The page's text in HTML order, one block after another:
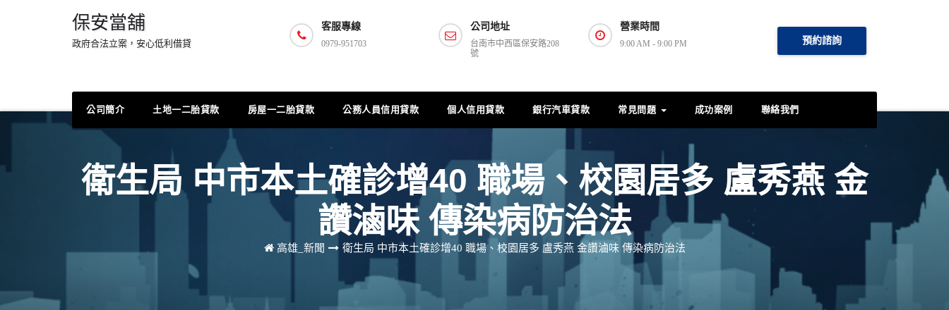
保安當舖
政府合法立案，安心低利借貸
客服專線
0979-951703
公司地址
台南市中西區保安路208
號
營業時間
9:00 AM - 9:00 PM 預約諮詢
公司簡介 土地一二胎貸款 房屋一二胎貸款 公務人員信用貸款 個人信用貸款 銀行汽車貸款 常見問題 成功案例 聯絡我們
衛生局 中市本土確診增40 職場、校園居多 盧秀燕 金
讚滷味 傳染病防治法
高雄_新聞 衛生局 中市本土確診增40 職場、校園居多 盧秀燕 金讚滷味 傳染病防治法